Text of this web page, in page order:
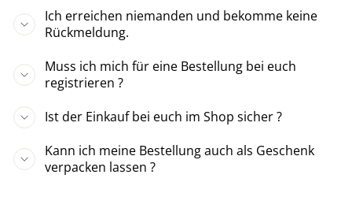
Ich erreichen niemanden und bekomme keine
Rückmeldung.
Muss ich mich für eine Bestellung bei euch
registrieren ?
Ist der Einkauf bei euch im Shop sicher ?
Kann ich meine Bestellung auch als Geschenk
verpacken lassen ?